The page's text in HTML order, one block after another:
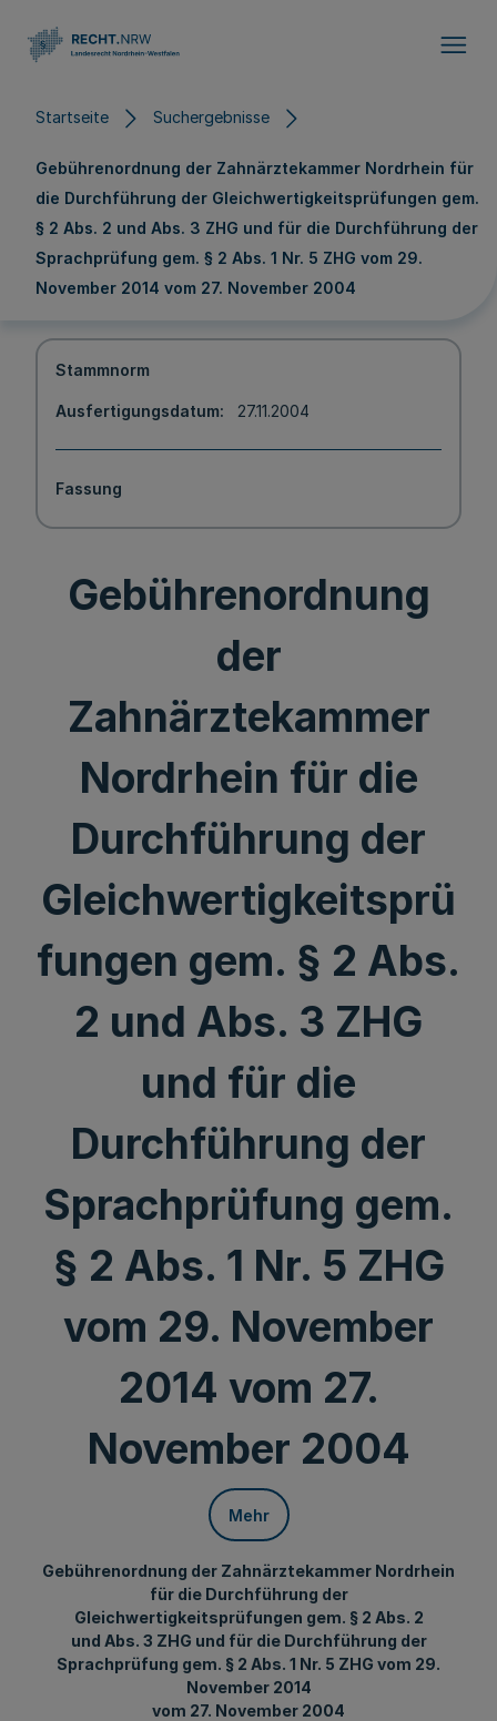
Startseite Suchergebnisse
Gebührenordnung der Zahnärztekammer Nordrhein für
die Durchführung der Gleichwertigkeitsprüfungen gem.
§ 2 Abs. 2 und Abs. 3 ZHG und für die Durchführung der
Sprachprüfung gem. § 2 Abs. 1 Nr. 5 ZHG vom 29.
November 2014 vom 27. November 2004
Stammnorm
Ausfertigungsdatum 27.11.2004
Fassung
Gebührenordnung
der
Zahnärztekammer
Nordrhein für die
Durchführung der
Gleichwertigkeitsprü
fungen gem. § 2 Abs.
2 und Abs. 3 ZHG
und für die
Durchführung der
Sprachprüfung gem.
§ 2 Abs. 1 Nr. 5 ZHG
vom 29. November
2014 vom 27.
November 2004
Mehr
Gebührenordnung der Zahnärztekammer Nordrhein
für die Durchführung der
Gleichwertigkeitsprüfungen gem. § 2 Abs. 2
und Abs. 3 ZHG und für die Durchführung der
Sprachprüfung gem. § 2 Abs. 1 Nr. 5 ZHG vom 29.
November 2014
vom 27. November 2004